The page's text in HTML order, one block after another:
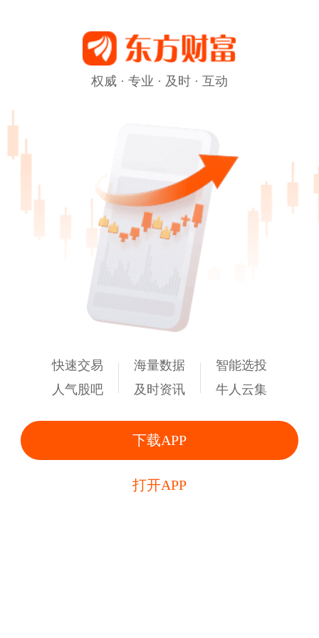
权威 · 专业 · 及时 · 互动
快速交易
人气股吧
海量数据
及时资讯
智能选投
牛人云集
下载APP
打开APP